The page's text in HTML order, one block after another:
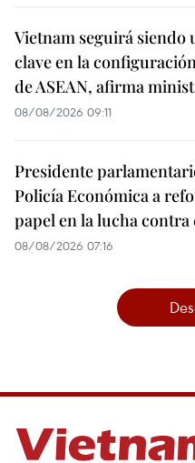
Vietnam seguirá siendo
clave en la
de ASEAN, afirma
08/08/2026 09:11
Presidente
Policía Económica a
papel en la lucha
08/08/2026 07:16